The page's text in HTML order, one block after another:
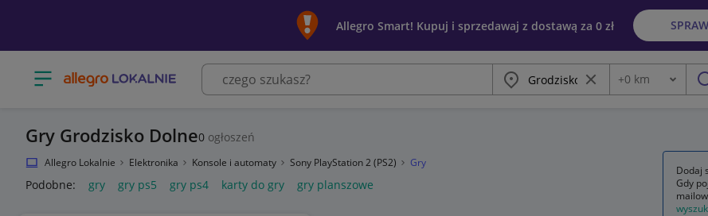
Allegro Smart! Kupuj i sprzedawaj z dostawą za 0 zł
Otwórz menu z kategoriami Miasto Wyczyść frazę
Odległość
+0 km
Gry Grodzisko Dolne0 ogłoszeń
Allegro Lokalnie Elektronika Konsole i automaty Sony PlayStation 2 (PS2) Gry
Podobne: gry gry ps5 gry ps4 karty do gry gry planszowe
Dodaj
Gdy